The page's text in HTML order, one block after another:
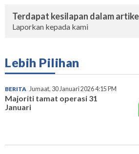
Terdapat kesilapan dalam
Laporkan kepada kami
Lebih Pilihan
BERITA Jumaat, 30 Januari 2026 4:15 PM
Majoriti tamat operasi 31
Januari